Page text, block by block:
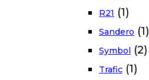
R21 (1)
Sandero (1)
Symbol (2)
Trafic (1)